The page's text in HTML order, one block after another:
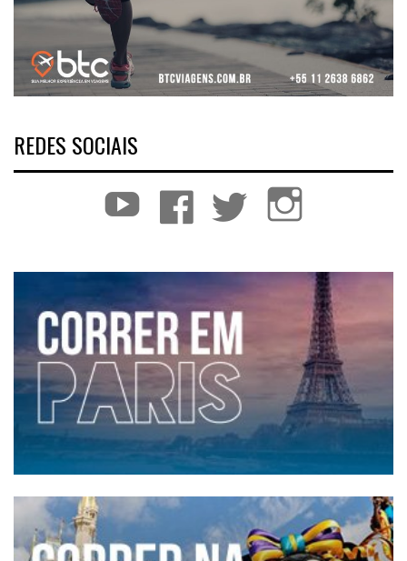
REDES SOCIAIS
YouTube Facebook Twitter